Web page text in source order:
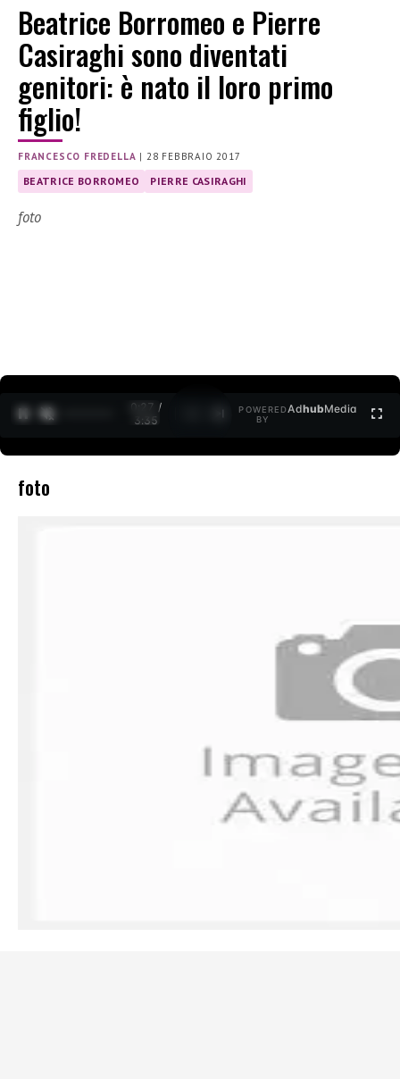
Beatrice Borromeo e Pierre
Casiraghi sono diventati
genitori: è nato il loro primo
figlio!
FRANCESCO FREDELLA | 28 FEBBRAIO 2017
BEATRICE BORROMEO PIERRE CASIRAGHI
foto
0:27 /
3:35
POWERED
BY
AdhubMedia
foto